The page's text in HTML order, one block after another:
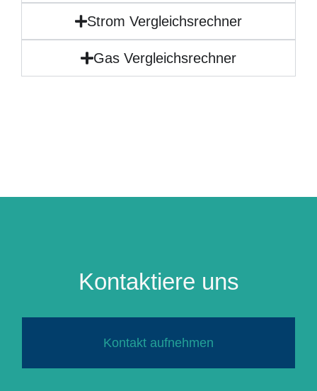
Strom Vergleichsrechner
Gas Vergleichsrechner
Kontaktiere uns
Kontakt aufnehmen